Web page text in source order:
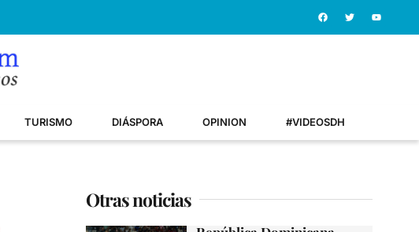
TURISMO DIÁSPORA OPINION #VIDEOSDH
Otras noticias